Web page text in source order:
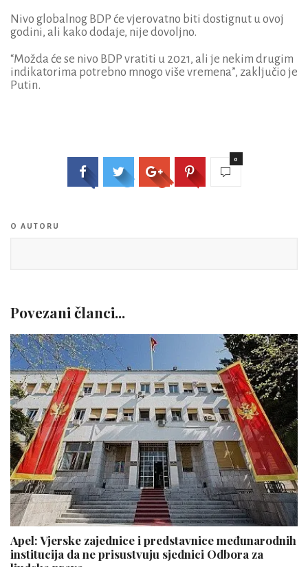
Nivo globalnog BDP će vjerovatno biti dostignut u ovoj
godini, ali kako dodaje, nije dovoljno.
“Možda će se nivo BDP vratiti u 2021, ali je nekim drugim
indikatorima potrebno mnogo više vremena”, zaključio je
Putin.
0
O AUTORU
Povezani članci...
Apel: Vjerske zajednice i predstavnice međunarodnih
institucija da ne prisustvuju sjednici Odbora za